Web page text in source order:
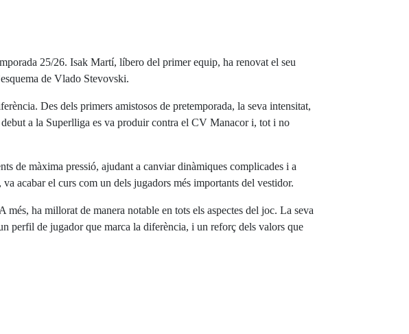
25/26. Isak Martí, líbero del primer equip, ha renovat el seu
de Vlado Stevovski.
Des dels primers amistosos de pretemporada, la seva intensitat,
a la Superlliga es va produir contra el CV Manacor i, tot i no
de màxima pressió, ajudant a canviar dinàmiques complicades i a
acabar el curs com un dels jugadors més importants del vestidor.
ha millorat de manera notable en tots els aspectes del joc. La seva
perfil de jugador que marca la diferència, i un reforç dels valors que